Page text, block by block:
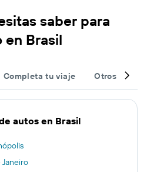
saber para
en Brasil
Completa tu viaje Otros
autos en Brasil
Janeiro